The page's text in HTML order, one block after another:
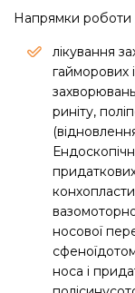
Напрямки
лікування
гайморових
риніту,
носової
носа і